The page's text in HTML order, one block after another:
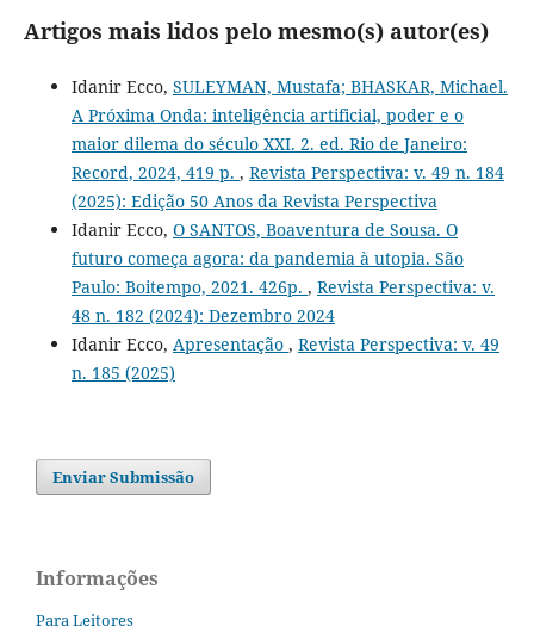
Artigos mais lidos pelo mesmo(s) autor(es)
Idanir Ecco, SULEYMAN, Mustafa; BHASKAR, Michael.
A Próxima Onda: inteligência artificial, poder e o
maior dilema do século XXI. 2. ed. Rio de Janeiro:
Record, 2024, 419 p. , Revista Perspectiva: v. 49 n. 184
(2025): Edição 50 Anos da Revista Perspectiva
Idanir Ecco, O SANTOS, Boaventura de Sousa. O
futuro começa agora: da pandemia à utopia. São
Paulo: Boitempo, 2021. 426p. , Revista Perspectiva: v.
48 n. 182 (2024): Dezembro 2024
Idanir Ecco, Apresentação , Revista Perspectiva: v. 49
n. 185 (2025)
Enviar Submissão
Informações
Para Leitores